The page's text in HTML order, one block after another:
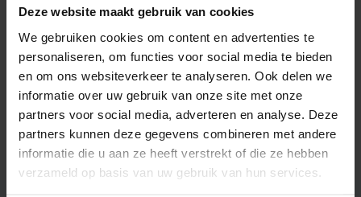
Deze website maakt gebruik van cookies
We gebruiken cookies om content en advertenties te
personaliseren, om functies voor social media te bieden
en om ons websiteverkeer te analyseren. Ook delen we
informatie over uw gebruik van onze site met onze
partners voor social media, adverteren en analyse. Deze
partners kunnen deze gegevens combineren met andere
informatie die u aan ze heeft verstrekt of die ze hebben
verzameld op basis van uw gebruik van hun services.
Specificaties
Reviews
Delen